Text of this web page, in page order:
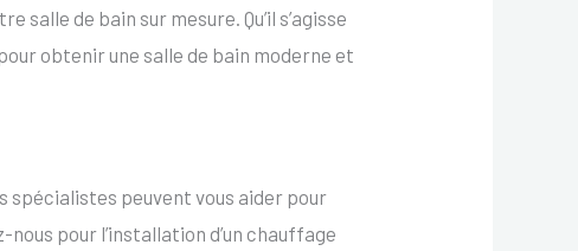
de bain sur mesure. Qu’il s’agisse
obtenir une salle de bain moderne et
spécialistes peuvent vous aider pour
pour l’installation d’un chauffage